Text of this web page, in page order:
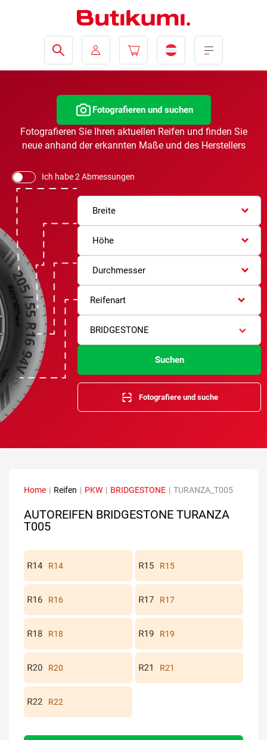
Fotografieren und suchen
Fotografieren Sie Ihren aktuellen Reifen und finden Sie
neue anhand der erkannten Maße und des Herstellers
Ich habe 2 Abmessungen
Breite
Höhe
Durchmesser
Reifenart
BRIDGESTONE
Suchen
Fotografiere und suche
Home | Reifen | PKW | BRIDGESTONE | TURANZA_T005
AUTOREIFEN BRIDGESTONE TURANZA
T005
R14 R15
R16 R17
R18 R19
R20 R21
R22